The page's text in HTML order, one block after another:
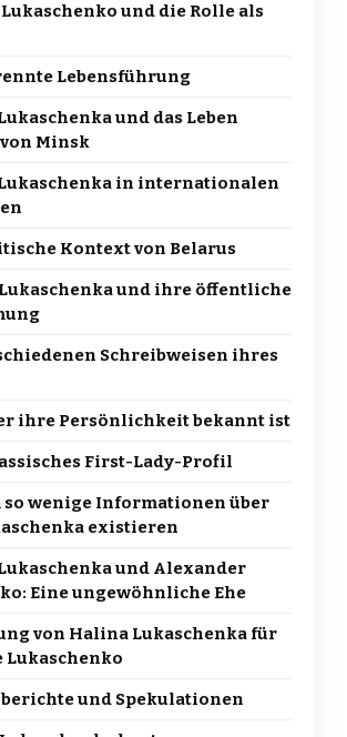
und die Rolle als
Lebensführung
und das Leben
Minsk
in internationalen
Kontext von Belarus
und ihre öffentliche
Schreibweisen ihres
ihre Persönlichkeit bekannt ist
First-Lady-Profil
so wenige Informationen über
existieren
und Alexander
Eine ungewöhnliche Ehe
von Halina Lukaschenka für
Lukaschenko
und Spekulationen